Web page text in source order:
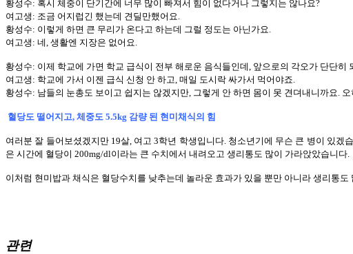
황성수: 혹시 체중이 단기간에 너무 많이 빠져서 힘이 없다거나 그렇지는 않나요?
여고생: 조금 어지럽긴 했는데 견딜만했어요.
황성수: 이렇게 하면 큰 무리가 온다고 하는데 그럴 정도는 아닌가요.
여고생: 네, 생활엔 지장은 없어요.
황성수: 이제 학교에 가면 학교 급식이 전부 해로운 음식들인데, 앞으로의 각오가 단단히
여고생: 학교에 가서 이젠 급식 신청 안 하고, 매일 도시락 싸가서 먹어야죠.
황성수: 남들의 눈총도 보이고 쉽지는 않겠지만, 그렇게 안 하면 몸이 못 견뎌내니까요.
혈당도 떨어지고, 체중도 5.5kg 감량 된 현미채식의 힘
여러분 잘 들어보셨겠지만 19살, 여고 3학년 학생입니다. 청소년기에 무슨 큰 병이 있
은 시간에 혈당이 200mg/dl이라는 큰 수치에서 내려오고 생리통도 많이 가라앉았습니다.
이처럼 현미밥과 채식은 혈당수치를 낮추는데 놀라운 효과가 있을 뿐만 아니라 생리통
관련